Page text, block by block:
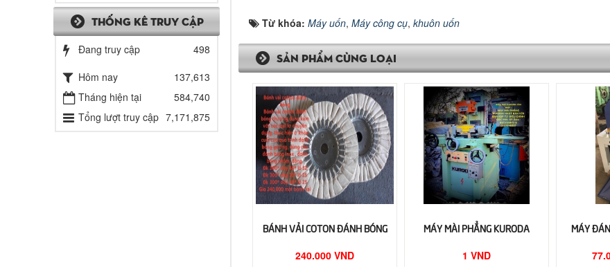
Từ khóa: Máy uốn, Máy công cụ, khuôn uốn
SẢN PHẨM CÙNG LOẠI
BÁNH VẢI COTON ĐÁNH BÓNG
240.000 VND
MÁY MÀI PHẲNG KURODA
1 VND
MÁY
THỐNG KÊ TRUY CẬP
Đang truy cập
498
Hôm nay
137,613
Tháng hiện tại
584,740
Tổng lượt truy cập 7,171,875